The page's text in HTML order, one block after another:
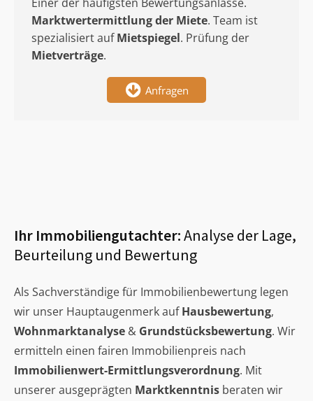
Marktwertermittlungder Miete. Team ist
spezialisiert aufMietspiegel. Prüfung der
Mietverträge.
Anfragen
Ihr Immobiliengutachter:Analyse der Lage,
Beurteilung und Bewertung
Als Sachverständige für Immobilienbewertung legen
wir unser Hauptaugenmerk aufHausbewertung,
Wohnmarktanalyse & Grundstücksbewertung. Wir
ermitteln einen fairen Immobilienpreis nach
Immobilienwert-Ermittlungsverordnung. Mit
unserer ausgeprägten Marktkenntnis beraten wir